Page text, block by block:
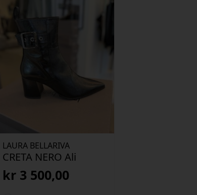
LAURA BELLARIVA
CRETA NERO Ali
kr 3 500,00